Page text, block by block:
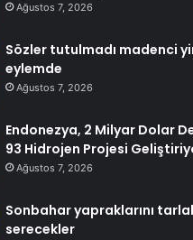
Ağustos 7, 2026
Sözler tutulmadı madenci
eylemde
Ağustos 7, 2026
Endonezya, 2 Milyar Dolar
93 Hidrojen Projesi
Ağustos 7, 2026
Sonbahar yapraklarını
serecekler